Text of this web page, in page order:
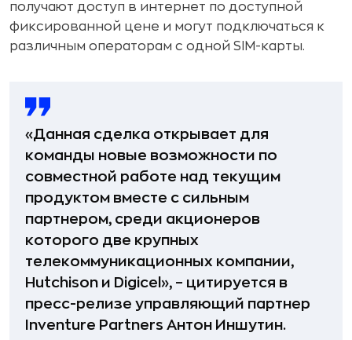
получают доступ в интернет по доступной
фиксированной цене и могут подключаться к
различным операторам с одной SIM-карты.
«Данная сделка открывает для
команды новые возможности по
совместной работе над текущим
продуктом вместе с сильным
партнером, среди акционеров
которого две крупных
телекоммуникационных компании,
Hutchison и Digicel», – цитируется в
пресс-релизе управляющий партнер
Inventure Partners Антон Иншутин.